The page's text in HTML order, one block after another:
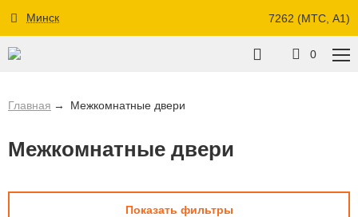
Минск 7262 (МТС, A1)
0
Главная Межкомнатные двери
Межкомнатные двери
Показать фильтры